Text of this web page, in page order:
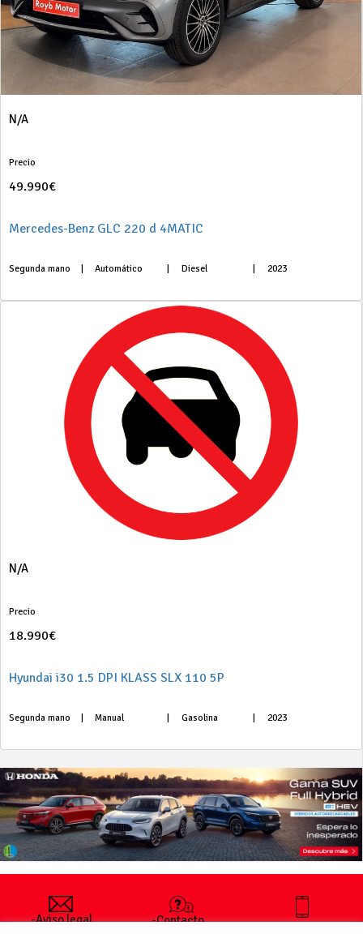
N/A
Precio
49.990€
Mercedes-Benz GLC 220 d 4MATIC
Segunda mano Automático Diesel 2023
N/A
Precio
18.990€
Hyundai i30 1.5 DPI KLASS SLX 110 5P
Segunda mano Manual Gasolina 2023
-Aviso legal
-Contacto
+34 627 35